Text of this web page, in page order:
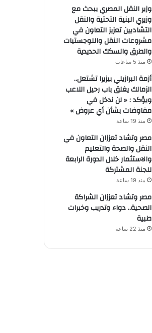
وزير النقل المصري يبحث مع
وزيري البنية التحتية والنقل
التشاديين تعزيز التعاون في
مشروعات النقل واللوجستيات
والطرق والسكك الحديدية
منذ 5 ساعات
أزمة البرازيلي بيزيرا تشتعل..
الزمالك يغلق باب رحيل اللاعب
ويؤكد : « لن ندخل في
مفاوضات بشأن أي عروض »
منذ 19 ساعة
مصر وتشاد تعززان التعاون في
النقل والصحة والتعليم
والاستثمار خلال الدورة الرابعة
للجنة المشتركة
منذ 19 ساعة
مصر وتشاد تعززان الشراكة
الصحية.. دواء وتدريب وخبرات
طبية
منذ 22 ساعة